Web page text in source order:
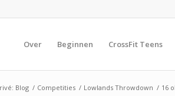
Over Beginnen CrossFit Teens
Blog / Competities / Lowlands Throwdown / 16